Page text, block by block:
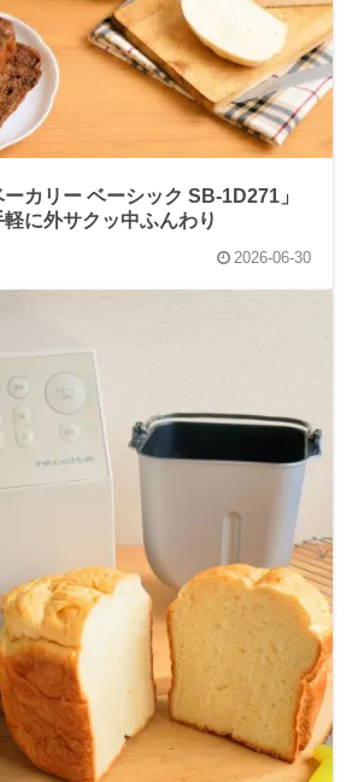
カリー ベーシック SB-1D271」
に外サクッ中ふんわり
2026-06-30